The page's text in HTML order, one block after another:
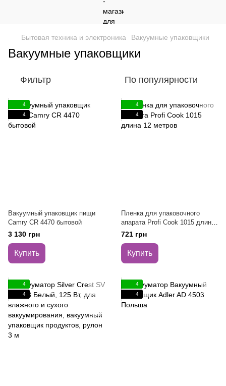
Бытовая техника и электроника Вакуумные упаковщики
Вакуумные упаковщики
Фильтр По популярности
4
4
Вакуумный упаковщик пищи
Camry CR 4470 бытовой
3 130 грн
Купить
4
4
Пленка для упаковочного
апарата Profi Cook 1015 длина
12 метров
721 грн
Купить
4
4
4
4